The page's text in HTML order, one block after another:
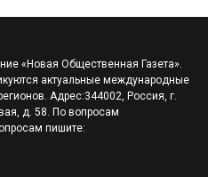
«Новая Общественная Газета».
актуальные международные
Адрес:344002, Россия, г.
д. 58. По вопросам
пишите: